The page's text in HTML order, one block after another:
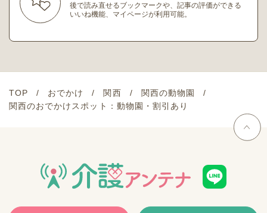
後で読み直せるブックマークや、記事の評価ができる
いいね機能、マイページが利用可能。
TOP おでかけ 関西
関西の動物園
関西のおでかけスポット：動物園・割引あり